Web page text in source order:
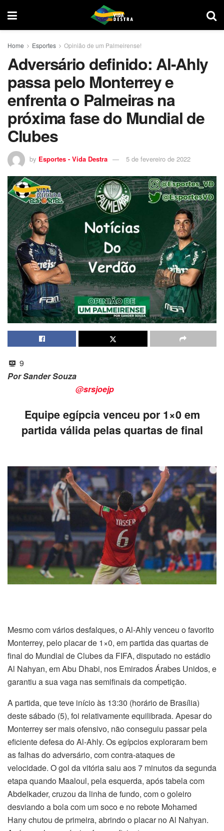
Home Esportes Opinião de um Palmeirense!
Adversário definido: Al-Ahly
passa pelo Monterrey e
enfrenta o Palmeiras na
próxima fase do Mundial de
Clubes
by Esportes - Vida Destra 5 de fevereiro de 2022
9
Por Sander Souza
@srsjoejp
Equipe egípcia venceu por 1×0 em
partida válida pelas quartas de final
Mesmo com vários desfalques, o Al-Ahly venceu o favorito
Monterrey, pelo placar de 1×0, em partida das quartas de
final do Mundial de Clubes da FIFA, disputado no estádio
Al Nahyan, em Abu Dhabi, nos Emirados Árabes Unidos, e
garantiu a sua vaga nas semifinais da competição.
A partida, que teve início às 13:30 (horário de Brasília)
deste sábado (5), foi relativamente equilibrada. Apesar do
Monterrey ser mais ofensivo, não conseguiu passar pela
eficiente defesa do Al-Ahly. Os egípcios exploraram bem
as falhas do adversário, com contra-ataques de
velocidade. O gol da vitória saiu aos 7 minutos da segunda
etapa quando Maaloul, pela esquerda, após tabela com
Abdelkader, cruzou da linha de fundo, com o goleiro
desviando a bola com um soco e no rebote Mohamed
Hany chutou de primeira, abrindo o placar no Al Nahyan.